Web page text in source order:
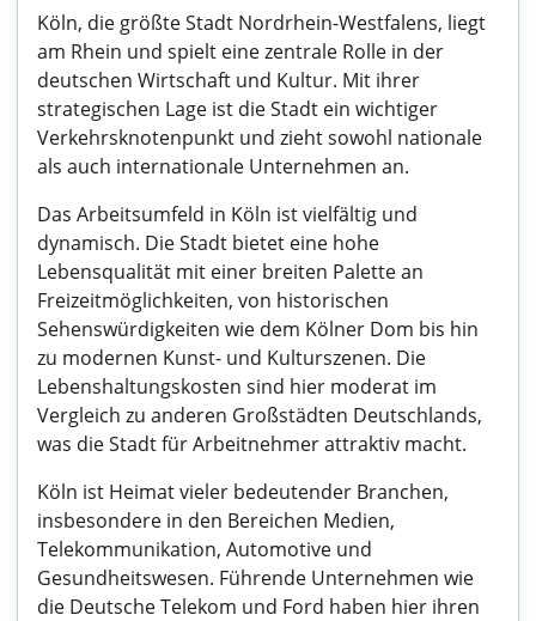
Köln, die größte Stadt Nordrhein-Westfalens, liegt
am Rhein und spielt eine zentrale Rolle in der
deutschen Wirtschaft und Kultur. Mit ihrer
strategischen Lage ist die Stadt ein wichtiger
Verkehrsknotenpunkt und zieht sowohl nationale
als auch internationale Unternehmen an.
Das Arbeitsumfeld in Köln ist vielfältig und
dynamisch. Die Stadt bietet eine hohe
Lebensqualität mit einer breiten Palette an
Freizeitmöglichkeiten, von historischen
Sehenswürdigkeiten wie dem Kölner Dom bis hin
zu modernen Kunst- und Kulturszenen. Die
Lebenshaltungskosten sind hier moderat im
Vergleich zu anderen Großstädten Deutschlands,
was die Stadt für Arbeitnehmer attraktiv macht.
Köln ist Heimat vieler bedeutender Branchen,
insbesondere in den Bereichen Medien,
Telekommunikation, Automotive und
Gesundheitswesen. Führende Unternehmen wie
die Deutsche Telekom und Ford haben hier ihren